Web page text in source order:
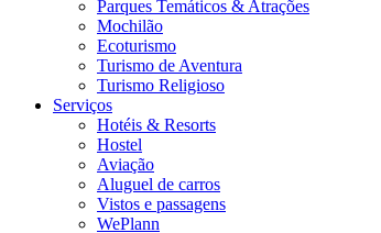
Parques Temáticos & Atrações
Mochilão
Ecoturismo
Turismo de Aventura
Turismo Religioso
Serviços
Hotéis & Resorts
Hostel
Aviação
Aluguel de carros
Vistos e passagens
WePlann